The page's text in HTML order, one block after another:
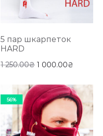
5 пар шкарпеток
HARD
1 250.00₴ 1 000.00₴
56%